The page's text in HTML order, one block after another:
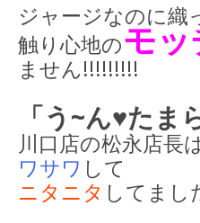
ジャージなのに織
触り心地のモ
ません!!!!!!!!!
「う~ん♥たま
川口店の松永店長
ワサワ して
ニタニタ してまし